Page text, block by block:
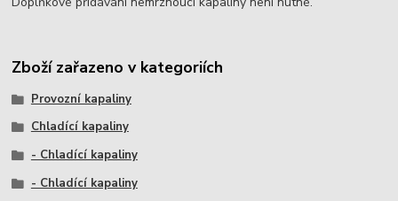
Zboží zařazeno v kategoriích
Provozní kapaliny
Chladící kapaliny
- Chladící kapaliny
- Chladící kapaliny